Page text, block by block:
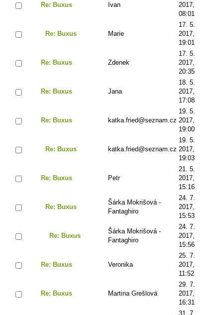
Re: Buxus Ivan
2017,
08:01
Re: Buxus Marie
17. 5.
2017,
19:01
Re: Buxus Zdenek
17. 5.
2017,
20:35
Re: Buxus Jana
18. 5.
2017,
17:08
Re: Buxus katka.fried@seznam.cz
19. 5.
2017,
19:00
Re: Buxus katka.fried@seznam.cz
19. 5.
2017,
19:03
Re: Buxus Petr
21. 5.
2017,
15:16
Re: Buxus
Šárka Mokrišová -
Fantaghiro
24. 7.
2017,
15:53
Re: Buxus
Šárka Mokrišová -
Fantaghiro
24. 7.
2017,
15:56
Re: Buxus Veronika
25. 7.
2017,
11:52
Re: Buxus Martina Grešlová
29. 7.
2017,
16:31
31. 7.